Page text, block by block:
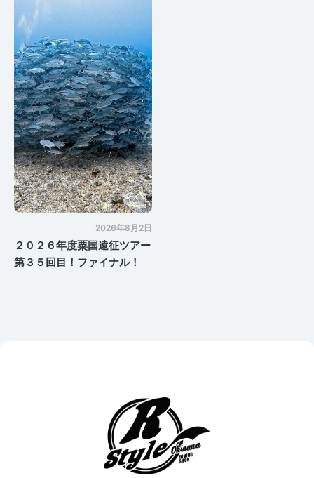
2026年8月2日
２０２６年度粟国遠征ツアー
第３５回目！ファイナル！